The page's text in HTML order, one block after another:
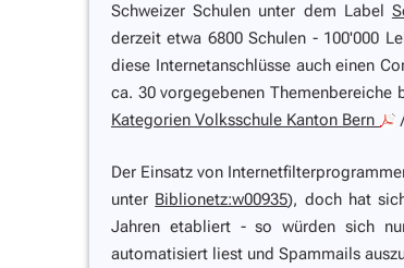
Schweizer Schulen unter dem Label
derzeit etwa 6800 Schulen - 100'000
diese Internetanschlüsse auch einen
ca. 30 vorgegebenen Themenbereiche
Kategorien Volksschule Kanton Bern
Der Einsatz von
unter Biblionetz:w00935), doch hat
Jahren etabliert - so würden sich
automatisiert liest und Spammails